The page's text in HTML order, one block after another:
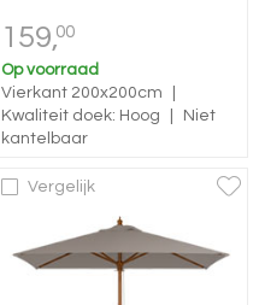
159,00
Op voorraad
Vierkant 200x200cm
Kwaliteit doek: Hoog
Niet
kantelbaar
Vergelijk